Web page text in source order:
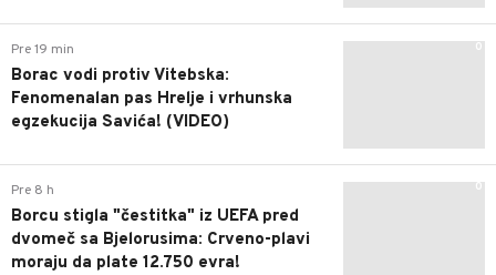
0
Pre 19 min
Borac vodi protiv Vitebska:
Fenomenalan pas Hrelje i vrhunska
egzekucija Savića! (VIDEO)
0
Pre 8 h
Borcu stigla "čestitka" iz UEFA pred
dvomeč sa Bjelorusima: Crveno-plavi
moraju da plate 12.750 evra!